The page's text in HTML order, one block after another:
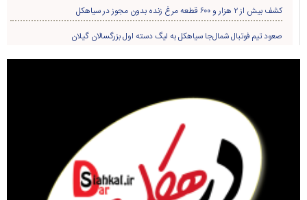
کشف بیش از ۲ هزار و ۶۰۰ قطعه مرغ زنده بدون مجوز در سیاهکل
صعود تیم فوتبال شمال‌جا‌ سیاهکل به لیگ دسته اول بزرگسالان گیلان